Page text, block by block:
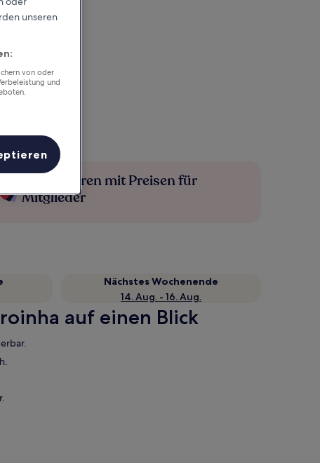
Mehr sparen mit Preisen für
Mitglieder
Nächstes Wochenende
14. Aug. - 16. Aug.
auf einen Blick
unseren
von oder
und